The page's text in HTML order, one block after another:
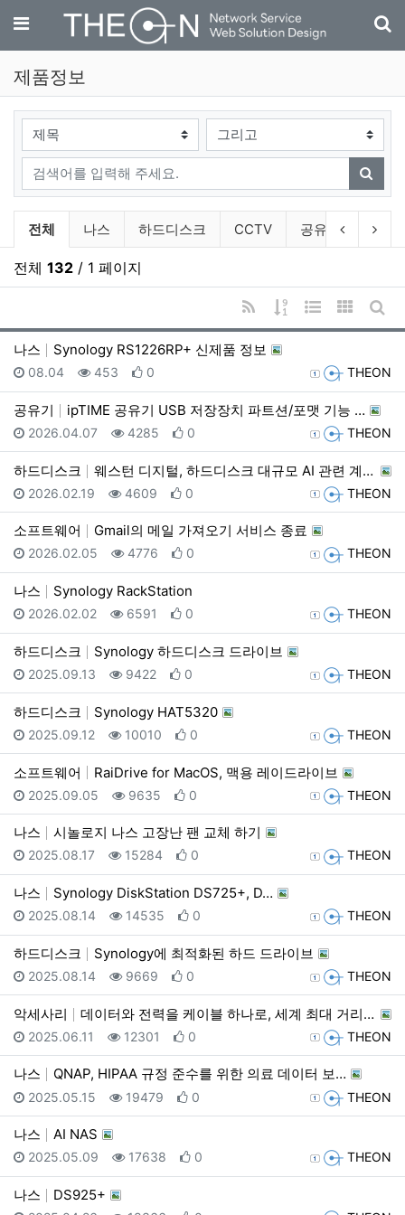
메뉴
제품정보
검색대상
검색어
검색
제품정보 분류 목록
전체 나스 하드디스크 CCTV 공유기 악세
이전 분류
다
전체 132 / 1 페이지
RSS
게시물 정렬
웹진 스타일
갤러리게
나스
Synology RS1226RP+ 신제품 정보
등록자 THEON
등록일
08.04 조회
453 추천
0
공유기 ipTIME 공유기 USB 저장장치 파트션/포맷 기능 …
등록자 THEON
등록일
2026.04.07 조회
4285 추천
0
하드디스크 웨스턴 디지털, 하드디스크 대규모 AI 관련 계약 발표…
등록자 THEON
등록일
2026.02.19 조회
4609 추천
0
소프트웨어 Gmail의 메일 가져오기 서비스 종료
등록자 THEON
등록일
2026.02.05 조회
4776 추천
0
나스 Synology RackStation
등록자 THEON
등록일
2026.02.02 조회
6591 추천
0
하드디스크 Synology 하드디스크 드라이브
등록자 THEON
등록일
2025.09.13 조회
9422 추천
0
하드디스크 Synology HAT5320
등록자 THEON
등록일
2025.09.12 조회
10010 추천
0
소프트웨어 RaiDrive for MacOS, 맥용 레이드라이브
등록자 THEON
등록일
2025.09.05 조회
9635 추천
0
나스 시놀로지 나스 고장난 팬 교체 하기
등록자 THEON
등록일
2025.08.17 조회
15284 추천
0
나스 Synology DiskStation DS725+, D…
등록자 THEON
등록일
2025.08.14 조회
14535 추천
0
하드디스크 Synology에 최적화된 하드 드라이브
등록자 THEON
등록일
2025.08.14 조회
9669 추천
0
악세사리 데이터와 전력을 케이블 하나로, 세계 최대 거리 전송 …
등록자 THEON
등록일
2025.06.11 조회
12301 추천
0
나스 QNAP, HIPAA 규정 준수를 위한 의료 데이터 보…
등록자 THEON
등록일
2025.05.15 조회
19479 추천
0
나스 AI NAS
등록자 THEON
등록일
2025.05.09 조회
17638 추천
0
나스 DS925+